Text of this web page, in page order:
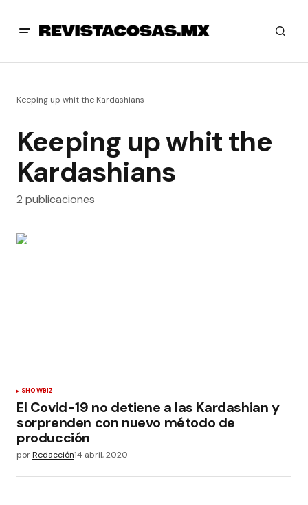
Keeping up whit the Kardashians
Keeping up whit the
Kardashians
2 publicaciones
SHOWBIZ
El Covid-19 no detiene a las Kardashian y
sorprenden con nuevo método de
producción
porRedacción14 abril, 2020